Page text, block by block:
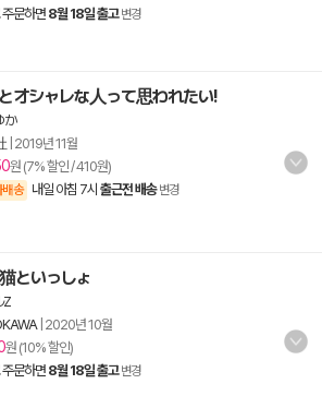
주문하면8월 18일 출고 변경
オシャレな人って思われたい!
か
2019년 11월
원 (7% 할인 / 410원)
배송 내일 아침 7시 출근전 배송 변경
といっしょ
Z
| 2020년 10월
원 (10% 할인)
주문하면8월 18일 출고 변경